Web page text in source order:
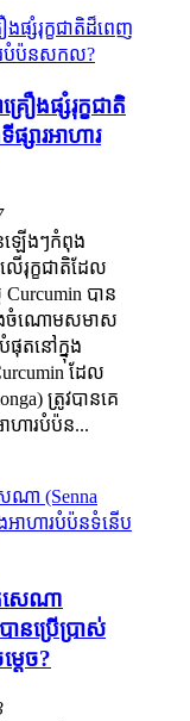
ឿងផ្សំរុក្ខជាតិ
ារអាហារ
ឡើងៗកំពុង
ើរុក្ខជាតិដែល
Curcumin បាន
នុងចំណោមសមាស
ផុតនៅក្នុង
ដែល
ត្រូវបានគេ
ហារបំប៉ន...
សេណា
នប្រើប្រាស់
េច?